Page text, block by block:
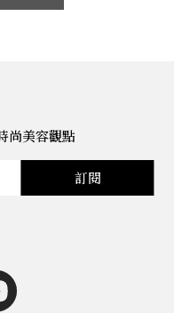
尚美容觀點
訂閱